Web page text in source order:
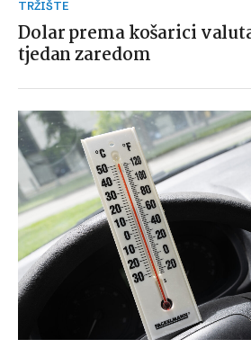
TRŽIŠTE
Dolar prema košarici
tjedan zaredom